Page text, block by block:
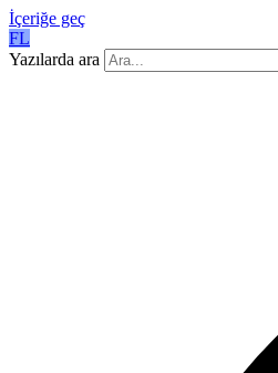
İçeriğe geç
FL
Yazılarda ara